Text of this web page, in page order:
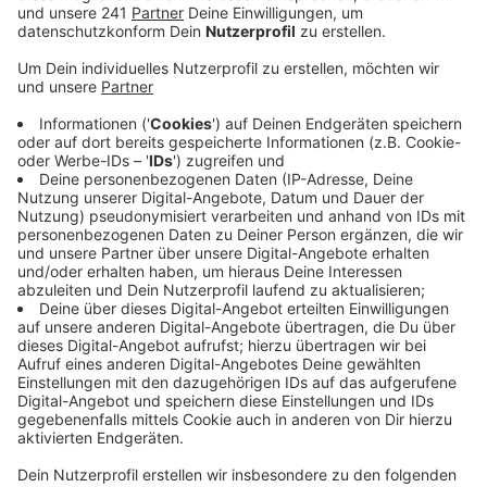
Freitag, 05.04.2019 10:35
Mindestens 18 Jahre alt, ein Smartphone und eine
Kreditkarte – das müssen die Tester für den neuen
eTarif mitbringen. Der Kunde checkt sich vor dem
Einsteigen in Bus oder Bahn über eine App ein. Beim
Aussteigen checkt er wieder aus. Den Fahrpreis
errechnet die App automatisch. Sollte der Kunde den
Check-out vergessen, erinnert ihn die App daran. Die
Abrechnung basiert auf einem Luftlinien-Tarif, der
Kunde zahlt also nur die kürzeste Strecke zwischen
Start- und Zielhaltestelle. Zu einem Grundpreis von
1,50 Euro pro Fahrt kommen 15 Cent pro
angefangenem Luftlinien-Kilometer hinzu.